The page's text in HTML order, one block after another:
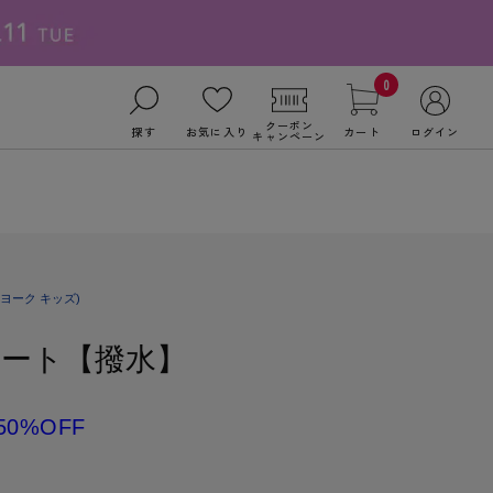
探す お気に入り クーポン
キャンペーン
0
カート ログイン
ーク キッズ)
ト【撥水】